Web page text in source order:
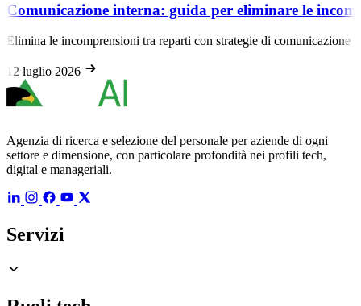
interna: guida per eliminare le
le incomprensioni tra reparti con strategie di comunicazione interna
2026
Agenzia di ricerca e selezione del personale per aziende di ogni
settore e dimensione, con particolare profondità nei profili tech,
digital e manageriali.
Servizi